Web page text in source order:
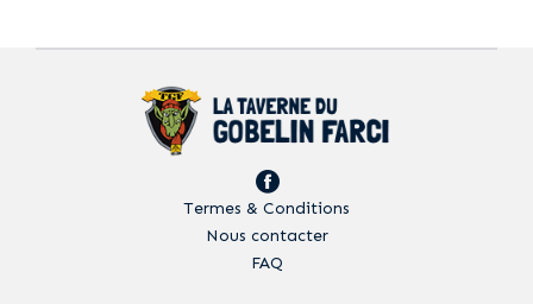
Termes & Conditions
Nous contacter
FAQ